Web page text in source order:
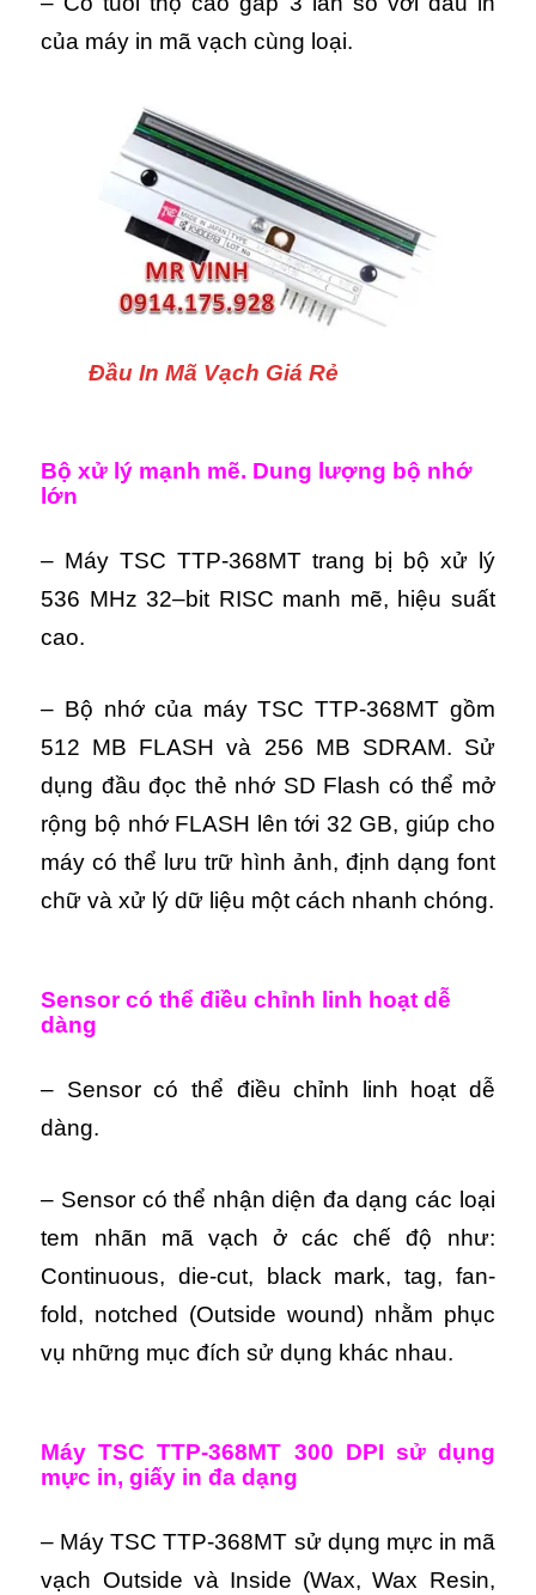
của máy in mã vạch cùng loại.
Đầu In Mã Vạch Giá Rẻ
Bộ xử lý mạnh mẽ. Dung lượng bộ nhớ
lớn
– Máy TSC TTP-368MT trang bị bộ xử lý
536 MHz 32–bit RISC manh mẽ, hiệu suất
cao.
– Bộ nhớ của máy TSC TTP-368MT gồm
512 MB FLASH và 256 MB SDRAM. Sử
dụng đầu đọc thẻ nhớ SD Flash có thể mở
rộng bộ nhớ FLASH lên tới 32 GB, giúp cho
máy có thể lưu trữ hình ảnh, định dạng font
chữ và xử lý dữ liệu một cách nhanh chóng.
Sensor có thể điều chỉnh linh hoạt dễ
dàng
– Sensor có thể điều chỉnh linh hoạt dễ
dàng.
– Sensor có thể nhận diện đa dạng các loại
tem nhãn mã vạch ở các chế độ như:
Continuous, die-cut, black mark, tag, fan-
fold, notched (Outside wound) nhằm phục
vụ những mục đích sử dụng khác nhau.
Máy TSC TTP-368MT 300 DPI sử dụng
mực in, giấy in đa dạng
– Máy TSC TTP-368MT sử dụng mực in mã
vạch Outside và Inside (Wax, Wax Resin,